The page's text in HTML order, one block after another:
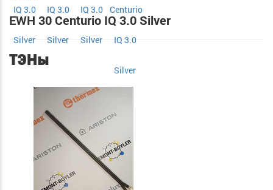
IQ 3.0
Silver
IQ 3.0
Silver
IQ 3.0
Silver
Centurio
IQ 3.0
Silver
EWH 30 Centurio IQ 3.0 Silver
ТЭНы